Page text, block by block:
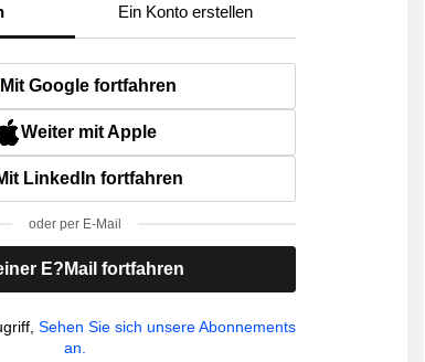
Ein Konto erstellen
Mit Google fortfahren
Weiter mit Apple
LinkedIn fortfahren
oder per E-Mail
E?Mail fortfahren
Sehen Sie sich unsere Abonnements
an.